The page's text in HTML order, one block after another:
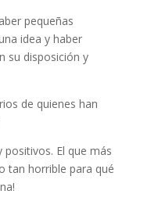
pequeñas
idea y haber
su disposición y
de quienes han
El que más
tan horrible para qué